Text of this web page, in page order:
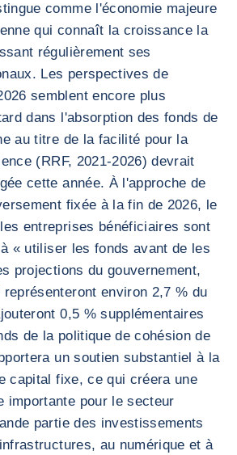
comme l'économie majeure
qui connaît la croissance la
régulièrement ses
Les perspectives de
semblent encore plus
dans l'absorption des fonds de
au titre de la facilité pour la
(RRF, 2021-2026) devrait
cette année. À l'approche de
fixée à la fin de 2026, le
entreprises bénéficiaires sont
« utiliser les fonds avant de les
projections du gouvernement,
environ 2,7 % du
0,5 % supplémentaires
de la politique de cohésion de
un soutien substantiel à la
capital fixe, ce qui créera une
importante pour le secteur
partie des investissements
au numérique et à